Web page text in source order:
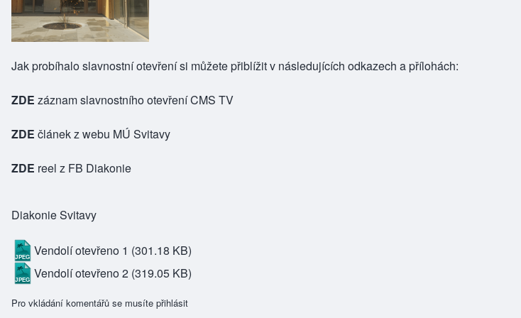
Jak probíhalo slavnostní otevření si můžete přiblížit v následujících odkazech a přílohách:
ZDE záznam slavnostního otevření CMS TV
ZDE článek z webu MÚ Svitavy
ZDE reel z FB Diakonie
Diakonie Svitavy
Vendolí otevřeno 1 (301.18 KB)
Vendolí otevřeno 2 (319.05 KB)
Pro vkládání komentářů se musíte přihlásit